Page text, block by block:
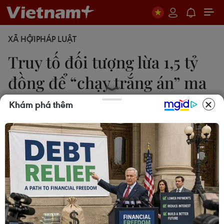
XÃ HỘIPHÁP LUẬT
Truy tố đối tượng lừa 1,5 tỷ
đồng để “chạy trắng án” ma
túy
Kim Anh
28/02/2021 07:22
Sau khi Phạm Anh Tuấn bắt giữ về hành vi vận
chuyển trái phép chất ma túy, bố đẻ Tuấn đã nhờ
Nguyễn Thị Hồng “chạy” cho Tuấn được tại ngoại
và không bị xử lý hình sự.
Khám phá thêm